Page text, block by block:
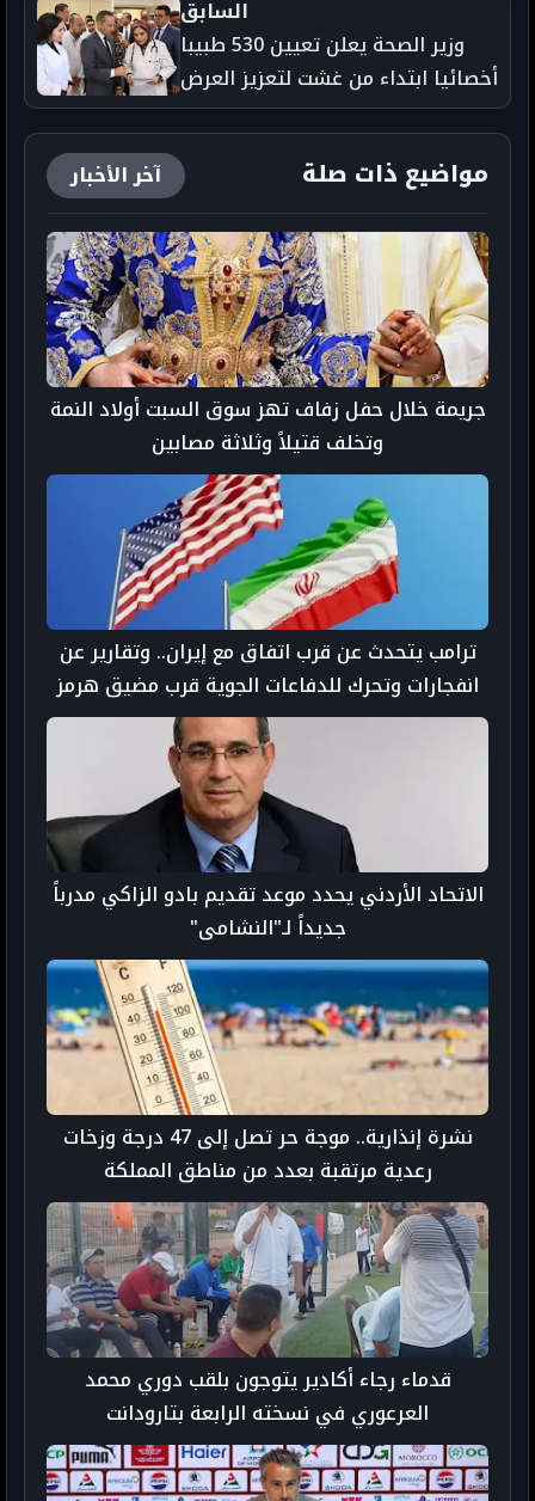
السابق
وزير الصحة يعلن تعيين 530 طبيبا
أخصائيا ابتداء من غشت لتعزيز العرض
الصحي بالمستشفيات - جريدة
تارودانت بريس
مواضيع ذات صلة آخر الأخبار
جريمة خلال حفل زفاف تهز سوق السبت أولاد النمة
وتخلف قتيلاً وثلاثة مصابين
ترامب يتحدث عن قرب اتفاق مع إيران.. وتقارير عن
انفجارات وتحرك للدفاعات الجوية قرب مضيق هرمز
الاتحاد الأردني يحدد موعد تقديم بادو الزاكي مدرباً
جديداً لـ"النشامى"
نشرة إنذارية.. موجة حر تصل إلى 47 درجة وزخات
رعدية مرتقبة بعدد من مناطق المملكة
قدماء رجاء أكادير يتوجون بلقب دوري محمد
العرعوري في نسخته الرابعة بتارودانت